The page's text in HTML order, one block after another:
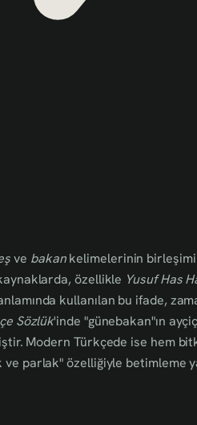
ve bakankelimelerinin
özellikle Yusuf Has
kullanılan bu ifade,
Sözlük'inde "günebakan"ın
Modern Türkçede ise hem
parlak" özelliğiyle betimleme